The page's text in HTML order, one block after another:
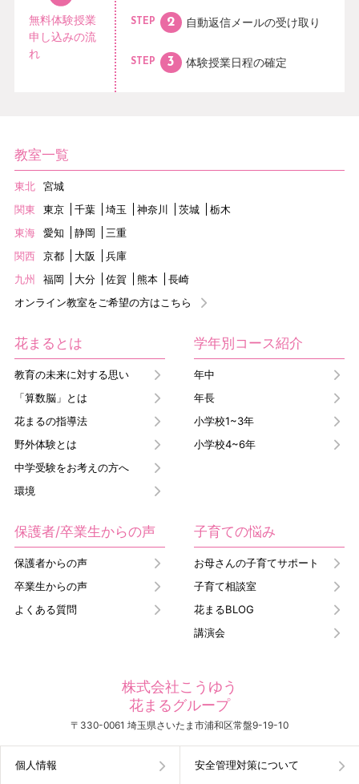
無料体験授業
申し込みの流
れ
STEP 自動返信メールの受け取り
STEP 体験授業日程の確定
教室一覧
東北
宮城
関東
東京 千葉 埼玉 神奈川 茨城
栃木
東海
愛知 静岡
三重
関西
京都 大阪
兵庫
九州
福岡 大分 佐賀 熊本
長崎
オンライン教室をご希望の方はこちら
花まるとは
教育の未来に対する思い
「算数脳」とは
花まるの指導法
野外体験とは
中学受験をお考えの方へ
環境
学年別コース紹介
年中
年長
小学校1~3年
小学校4~6年
保護者/卒業生からの声
保護者からの声
卒業生からの声
よくある質問
子育ての悩み
お母さんの子育てサポート
子育て相談室
花まるBLOG
講演会
株式会社こうゆう
花まるグループ
〒330-0061 埼玉県さいたま市浦和区常盤9-19-10
個人情報 安全管理対策について